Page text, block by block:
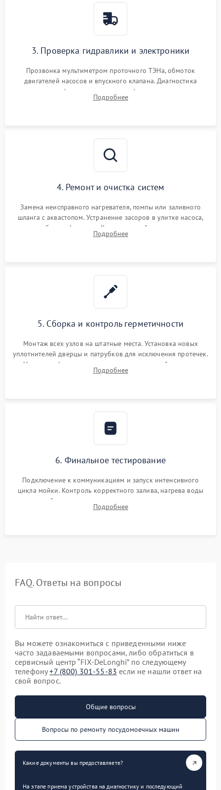
3. Проверка гидравлики и электроники
Прозвонка мультиметром проточного ТЭНа, обмоток
двигателей насосов и впускного клапана. Диагностика
прессостата (датчика уровня воды), датчика мутности,
концевика дверцы и электронного модуля управления.
Подробнее
4. Ремонт и очистка систем
Замена неисправного нагревателя, помпы или заливного
шланга с аквастопом. Устранение засоров в улитке насоса,
патрубках и фильтрах. Компонентный ремонт платы
управления, восстановление поврежденной проводки.
Подробнее
5. Сборка и контроль герметичности
Монтаж всех узлов на штатные места. Установка новых
уплотнителей дверцы и патрубков для исключения протечек.
Надежная фиксация хомутов гидравлической системы,
сборка корпуса и установка датчика поплавка.
Подробнее
6. Финальное тестирование
Подключение к коммуникациям и запуск интенсивного
цикла мойки. Контроль корректного залива, нагрева воды
до нужной температуры, отсутствия посторонних шумов,
штатного слива и абсолютной сухости в поддоне.
Подробнее
FAQ. Ответы на вопросы
Вы можете ознакомиться с приведенными ниже
часто задаваемыми вопросами, либо обратиться в
сервисный центр “FIX-DeLonghi” по следующему
телефону+7 (800) 301-55-83 если не нашли ответ на
свой вопрос.
Общие вопросы
Вопросы по ремонту посудомоечных машин
Какие документы вы предоставляете?
На этапе приема устройства на диагностику и последующий